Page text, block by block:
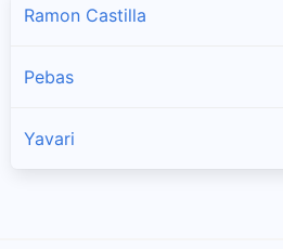
Ramon Castilla
Pebas
Yavari